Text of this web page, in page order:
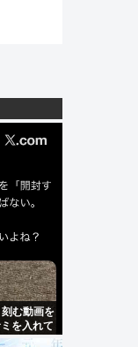
む動画を
を入れて